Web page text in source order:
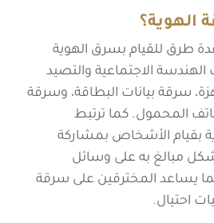
الهوية؟
طرق للقيام بسرق الهوية
الاجتماعية والتصيد
سرقة بيانات البطاقة، وسرقة
المحمول. كما ترتبط
بقيام الأشخاص بمشاركة
مبالغ به على وسائل
يساعد المخترقين على سرقة
احتيال.